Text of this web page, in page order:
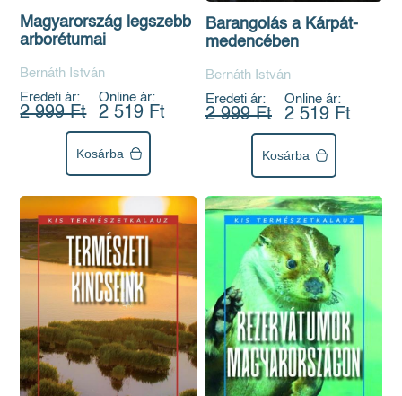
Magyarország legszebb
arborétumai
Bernáth István
Eredeti ár:
2 999 Ft
Online ár:
2 519 Ft
Kosárba
Barangolás a Kárpát-
medencében
Bernáth István
Eredeti ár:
2 999 Ft
Online ár:
2 519 Ft
Kosárba